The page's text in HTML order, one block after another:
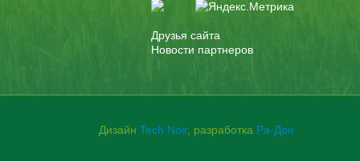
Друзья сайта
Новости партнеров
Дизайн Tech Noir, разработка Ра-Дон